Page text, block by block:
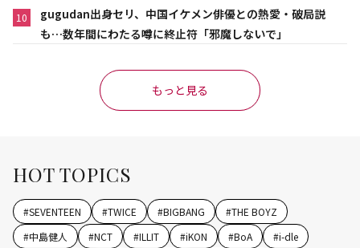
10
gugudan出身セリ、中国イケメン俳優との熱愛・破局説
も…数年間にわたる噂に終止符「邪魔しないで」
もっと見る
HOT TOPICS
#SEVENTEEN #TWICE #BIGBANG #THE BOYZ
#中島健人 #NCT #ILLIT #iKON #BoA #i-dle